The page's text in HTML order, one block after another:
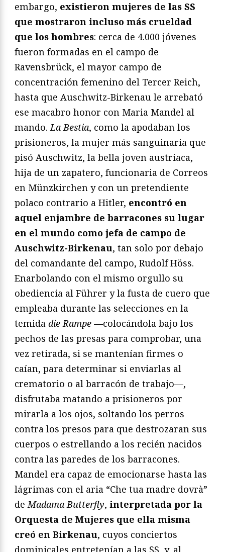
embargo, existieron mujeres de las SS
que mostraron incluso más crueldad
que los hombres: cerca de 4.000 jóvenes
fueron formadas en el campo de
Ravensbrück, el mayor campo de
concentración femenino del Tercer Reich,
hasta que Auschwitz-Birkenau le arrebató
ese macabro honor con Maria Mandel al
mando.La Bestia, como la apodaban los
prisioneros, la mujer más sanguinaria que
pisó Auschwitz, la bella joven austriaca,
hija de un zapatero, funcionaria de Correos
en Münzkirchen y con un pretendiente
polaco contrario a Hitler, encontró en
aquel enjambre de barracones su lugar
en el mundo como jefa de campo de
Auschwitz-Birkenau, tan solo por debajo
del comandante del campo, Rudolf Höss.
Enarbolando con el mismo orgullo su
obediencia al Führer y la fusta de cuero que
empleaba durante las selecciones en la
temida die Rampe —colocándola bajo los
pechos de las presas para comprobar, una
vez retirada, si se mantenían firmes o
caían, para determinar si enviarlas al
crematorio o al barracón de trabajo—,
disfrutaba matando a prisioneros por
mirarla a los ojos, soltando los perros
contra los presos para que destrozaran sus
cuerpos o estrellando a los recién nacidos
contra las paredes de los barracones.
Mandel era capaz de emocionarse hasta las
lágrimas con el aria “Che tua madre dovrà”
deMadama Butterfly, interpretada por la
Orquesta de Mujeres que ella misma
creó en Birkenau, cuyos conciertos